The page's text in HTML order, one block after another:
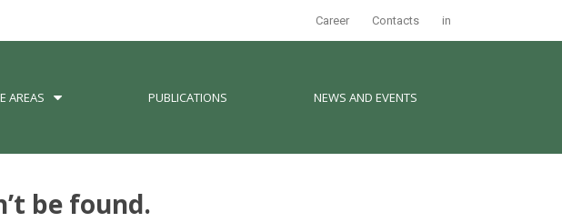
Career Contacts in
AREAS PUBLICATIONS NEWS AND EVENTS
be found.